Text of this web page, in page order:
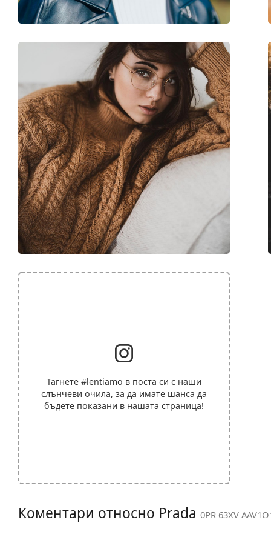
Код: 0PR 63XV AAV1O1
Тагнете #lentiamo в поста си с наши
слънчеви очила, за да имате шанса да
бъдете показани в нашата страница!
Коментари относно Prada 0PR 63XV